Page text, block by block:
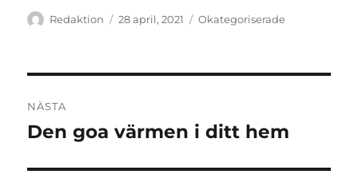
Författare
Redaktion
Publicerat
28 april, 2021 Kategorier
Okategoriserade
NÄSTA
Nästa
Den goa värmen i ditt hem